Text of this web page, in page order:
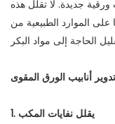
جديدة. لا تقلل هذه
الموارد الطبيعية من
تدوير أنابيب الورق المقوى
1. يقلل نفايات المكب